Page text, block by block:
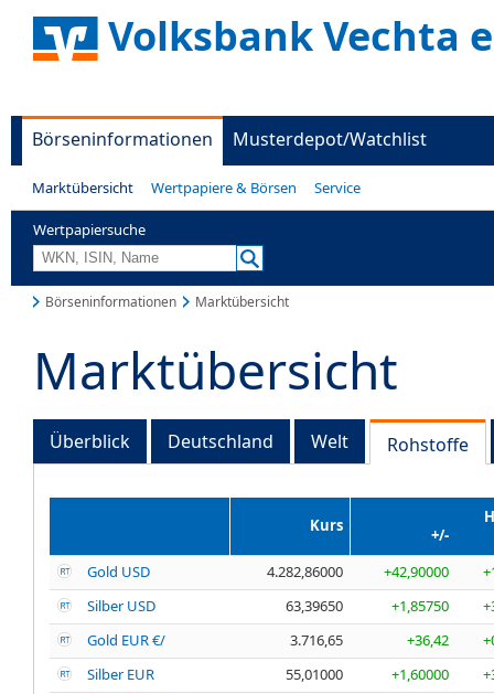
Volksbank Vechta
Börseninformationen Musterdepot/Watchlist
Marktübersicht Wertpapiere & Börsen Service
Wertpapiersuche
Börseninformationen Marktübersicht
Marktübersicht
Überblick Deutschland Welt Rohstoffe
Kurs
+/-
Gold USD
4.282,86000 +42,90000
Silber USD
63,39650 +1,85750
Gold EUR €/
3.716,65 +36,42
Silber EUR
55,01000 +1,60000